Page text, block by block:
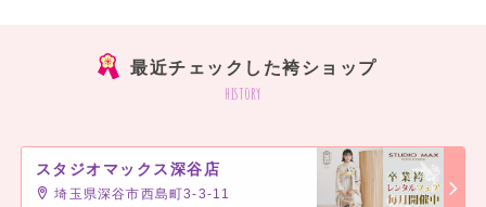
最近チェックした袴ショップ
history
スタジオマックス深谷店
埼玉県深谷市西島町3-3-11